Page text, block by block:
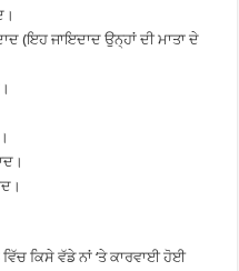
(ਇਹ ਜਾਇਦਾਦ ਉਨ੍ਹਾਂ ਦੀ ਮਾਤਾ ਦੇ
ਕਿਸੇ ਵੱਡੇ ਨਾਂ ‘ਤੇ ਕਾਰਵਾਈ ਹੋਈ